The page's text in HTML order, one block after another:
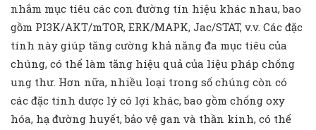
nhắm mục tiêu các con đường tín hiệu khác nhau, bao
gồm PI3K/AKT/mTOR, ERK/MAPK, Jac/STAT, v.v. Các đặc
tính này giúp tăng cường khả năng đa mục tiêu của
chúng, có thể làm tăng hiệu quả của liệu pháp chống
ung thư. Hơn nữa, nhiều loại trong số chúng còn có
các đặc tính dược lý có lợi khác, bao gồm chống oxy
hóa, hạ đường huyết, bảo vệ gan và thần kinh, có thể